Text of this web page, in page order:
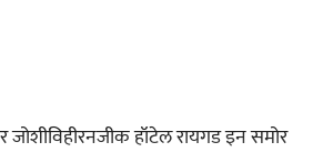
जोशीविहीरनजीक हॉटेल रायगड इन समोर